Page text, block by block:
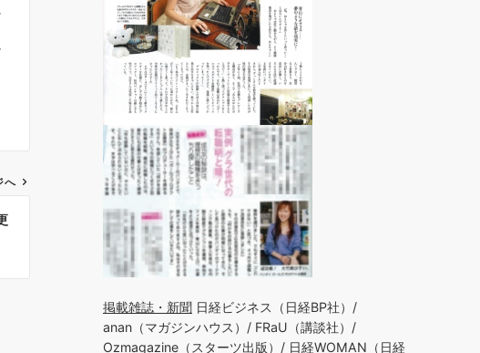
へ
掲載雑誌・新聞 日経ビジネス（日経BP社）/
anan（マガジンハウス）/ FRaU（講談社）/
Ozmagazine（スターツ出版）/ 日経WOMAN（日経